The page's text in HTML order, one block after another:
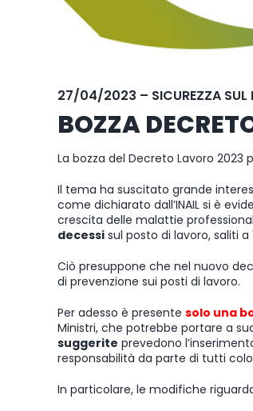
27/04/2023 – SICUREZZA SUL
BOZZA
La bozza del Decreto Lavoro 2023
Il tema ha suscitato grande
come dichiarato dall’INAIL si è
crescita delle malattie
decessi sul posto di lavoro, saliti a
Ciò presuppone che nel nuovo
di prevenzione sui posti di lavoro.
Per adesso è presente solo una
Ministri, che potrebbe portare a
suggerite prevedono
responsabilità da parte di tutti
In particolare, le modifiche